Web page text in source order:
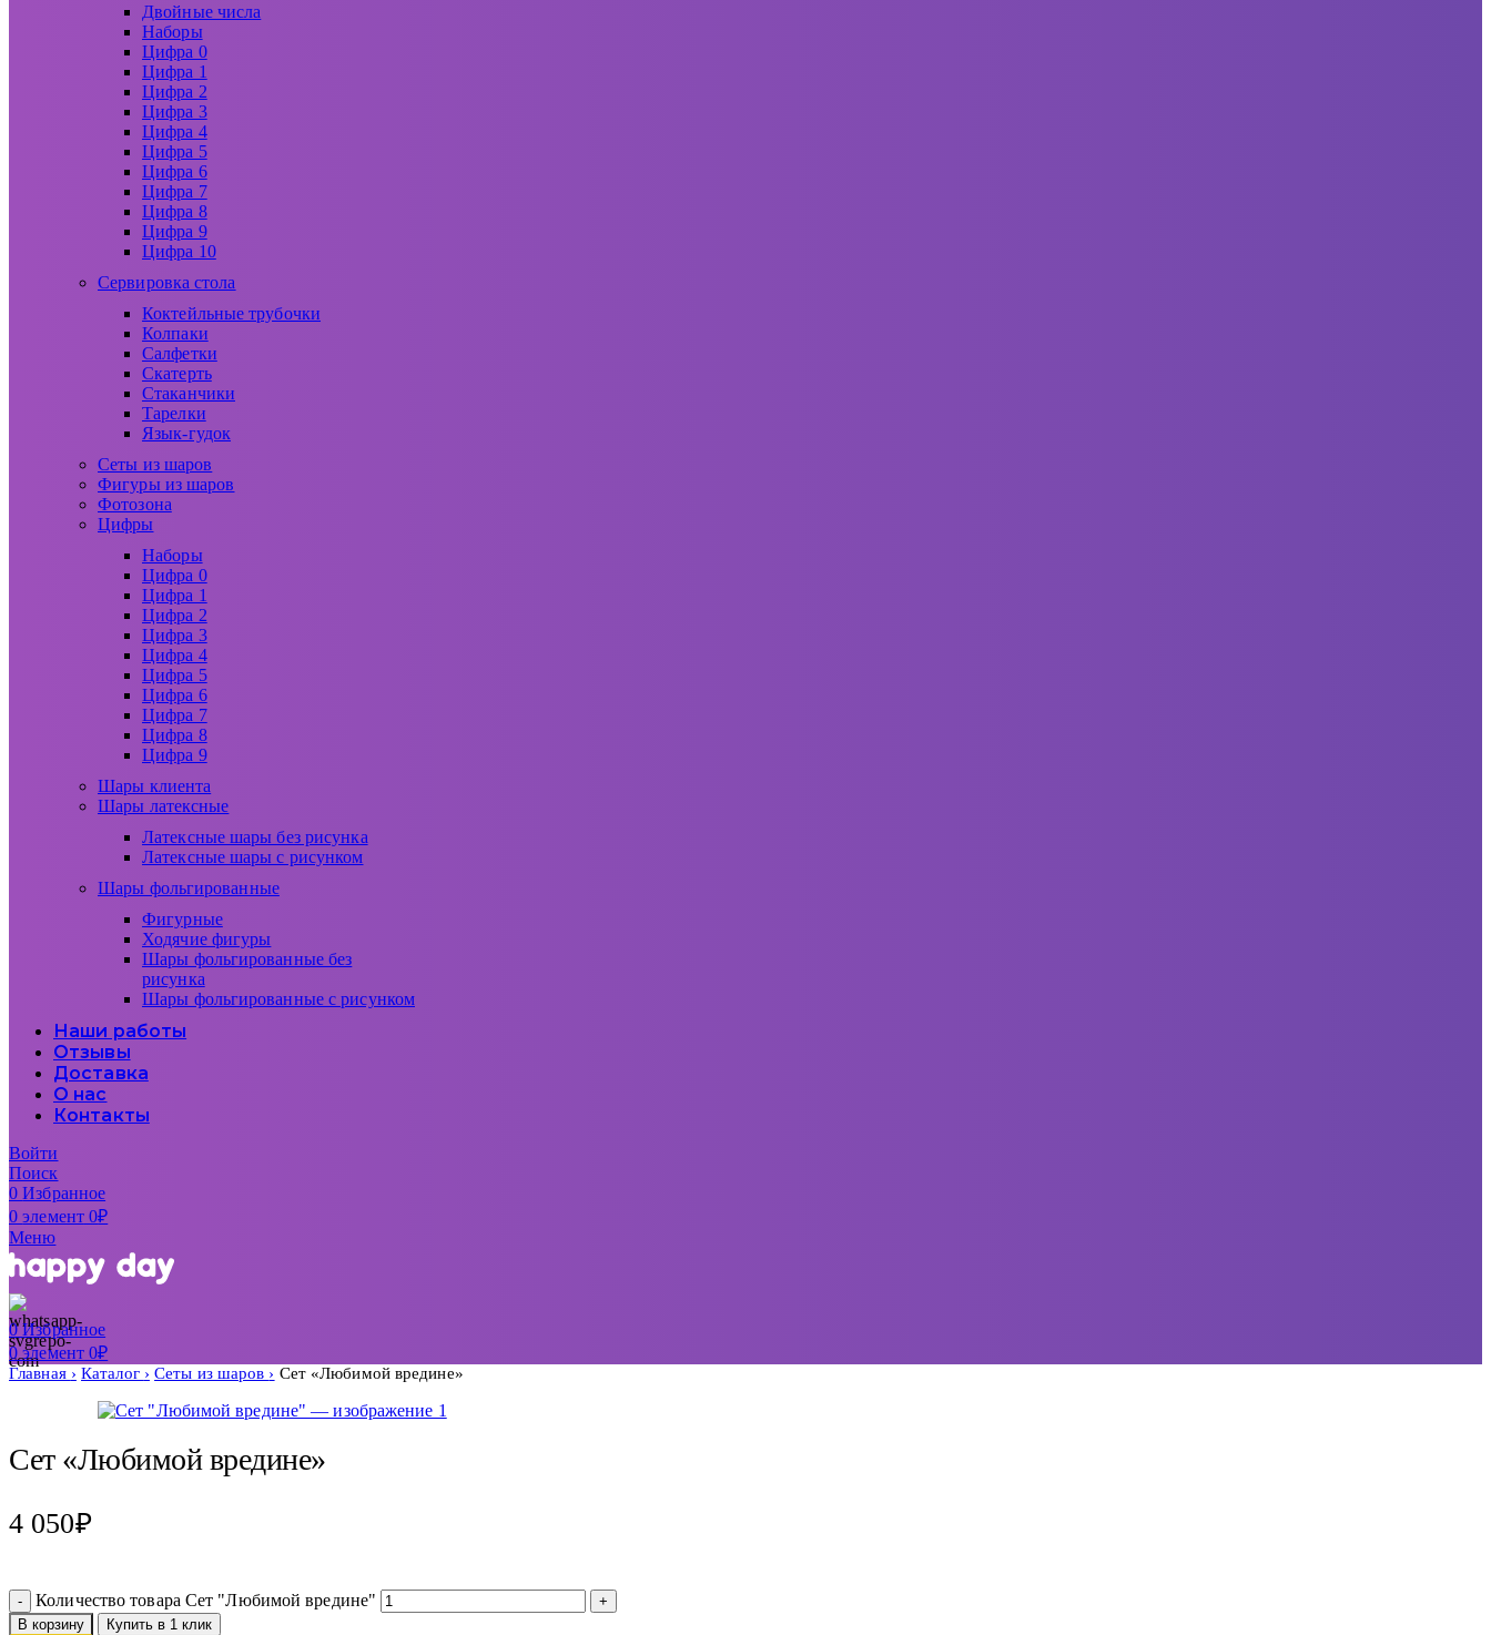
Двойные числа
Наборы
Цифра 0
Цифра 1
Цифра 2
Цифра 3
Цифра 4
Цифра 5
Цифра 6
Цифра 7
Цифра 8
Цифра 9
Цифра 10
Сервировка стола
Коктейльные трубочки
Колпаки
Салфетки
Скатерть
Стаканчики
Тарелки
Язык-гудок
Сеты из шаров
Фигуры из шаров
Фотозона
Цифры
Наборы
Цифра 0
Цифра 1
Цифра 2
Цифра 3
Цифра 4
Цифра 5
Цифра 6
Цифра 7
Цифра 8
Цифра 9
Шары клиента
Шары латексные
Латексные шары без рисунка
Латексные шары с рисунком
Шары фольгированные
Фигурные
Ходячие фигуры
Шары фольгированные без
рисунка
Шары фольгированные с рисунком
Наши работы
Отзывы
Доставка
О нас
Контакты
Войти
Поиск
0Избранное
0элемент 0₽
Меню
0Избранное
0элемент 0₽
Главная Каталог Сеты из шаров Сет «Любимой вредине»
Сет «Любимой вредине»
4 050₽
Количество товара Сет "Любимой вредине"
В корзину Купить в 1 клик